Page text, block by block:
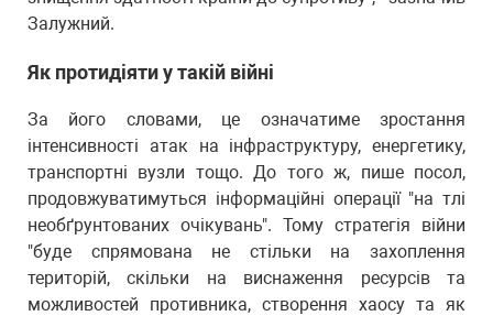
Залужний.
Як протидіяти у такій війні
За його словами, це означатиме зростання
інтенсивності атак на інфраструктуру, енергетику,
транспортні вузли тощо. До того ж, пише посол,
продовжуватимуться інформаційні операції "на тлі
необґрунтованих очікувань". Тому стратегія війни
"буде спрямована не стільки на захоплення
територій, скільки на виснаження ресурсів та
можливостей противника, створення хаосу та як